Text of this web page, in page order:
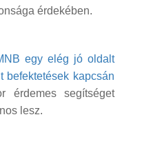
érdekében.
egy elég jó oldalt
befektetések kapcsán
érdemes segítséget
lesz.